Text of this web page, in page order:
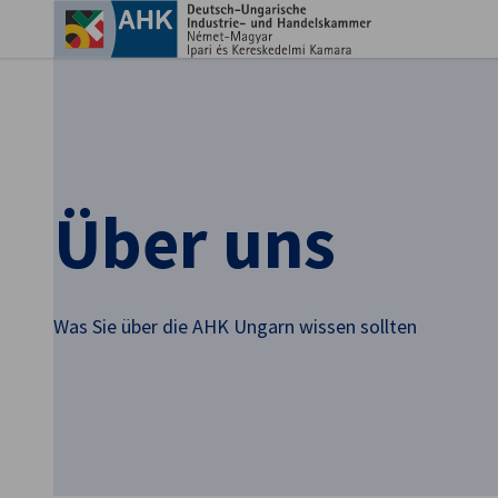
Über uns
Was Sie über die AHK Ungarn wissen sollten